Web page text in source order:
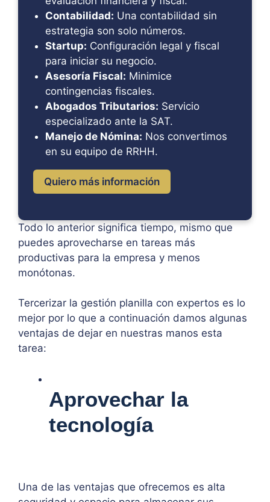
Contabilidad: Una contabilidad sin
estrategia son solo números.
Startup: Configuración legal y fiscal
para iniciar su negocio.
Asesoría Fiscal: Minimice
contingencias fiscales.
Abogados Tributarios: Servicio
especializado ante la SAT.
Manejo de Nómina: Nos convertimos
en su equipo de RRHH.
Quiero más información
Todo lo anterior significa tiempo, mismo que
puedes aprovecharse en tareas más
productivas para la empresa y menos
monótonas.
Tercerizar la gestión planilla con expertos es lo
mejor por lo que a continuación damos algunas
ventajas de dejar en nuestras manos esta
tarea:
Aprovechar la
tecnología
Una de las ventajas que ofrecemos es alta